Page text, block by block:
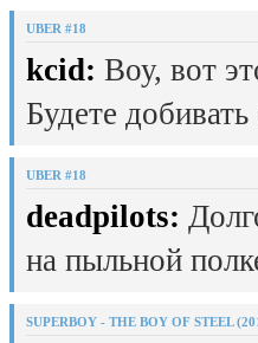
UBER #18
kcid: Воу, вот
Будете
UBER #18
deadpilots:
на пыльной
SUPERBOY - THE BOY OF STEEL